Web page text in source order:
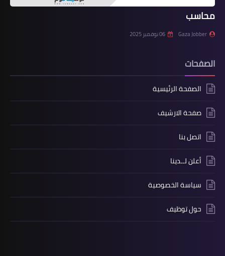
محاسب
Gaza Jobber 06 نوفمبر 2025
الصفحات
الصفحة الرئيسية
صفحة الارشيف
اتصل بنا
أعلن لــدينا
سياسة الخصوصية
حول توظيف